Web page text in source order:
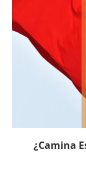
¿Camina